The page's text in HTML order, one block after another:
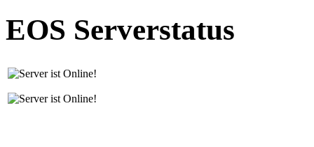
EOS Serverstatus